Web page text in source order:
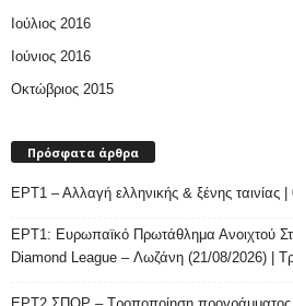
Ιούλιος 2016
Ιούνιος 2016
Οκτώβριος 2015
Πρόσφατα άρθρα
ΕΡΤ1 – Αλλαγή ελληνικής & ξένης ταινίας
ΕΡΤ1: Ευρωπαϊκό Πρωτάθλημα Ανοιχτού
Diamond League – Λωζάνη (21/08/2026) |